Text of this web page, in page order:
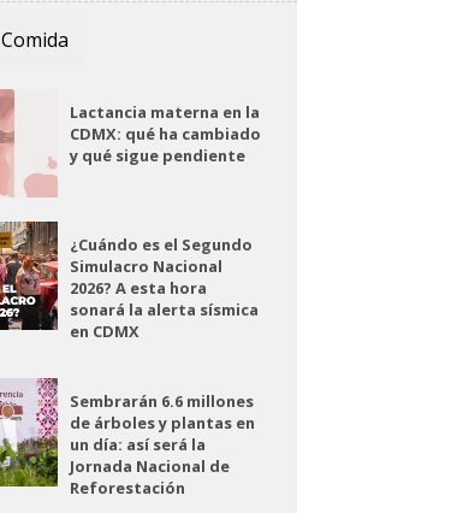
Comida
Lactancia materna en la
CDMX: qué ha cambiado
y qué sigue pendiente
¿Cuándo es el Segundo
Simulacro Nacional
2026? A esta hora
sonará la alerta sísmica
en CDMX
Sembrarán 6.6 millones
de árboles y plantas en
un día: así será la
Jornada Nacional de
Reforestación